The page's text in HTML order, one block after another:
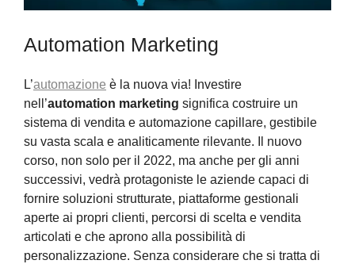
Automation Marketing
L’automazione è la nuova via! Investire
nell’automation marketing significa costruire un
sistema di vendita e automazione capillare, gestibile
su vasta scala e analiticamente rilevante. Il nuovo
corso, non solo per il 2022, ma anche per gli anni
successivi, vedrà protagoniste le aziende capaci di
fornire soluzioni strutturate, piattaforme gestionali
aperte ai propri clienti, percorsi di scelta e vendita
articolati e che aprono alla possibilità di
personalizzazione. Senza considerare che si tratta di